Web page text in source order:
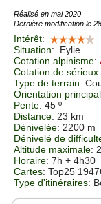
Réalisé en mai 2020
Dernière modification le
Intérêt:
Situation:
Eylie
Cotation alpinisme:
Cotation de sérieux:
Type de terrain:
Orientation
Pente: 45 º
Distance: 23 km
Dénivelée: 2200 m
Dénivelé de
Altitude maximale:
Horaire: 7h + 4h30
Cartes: Top25
Type d'itinéraires: